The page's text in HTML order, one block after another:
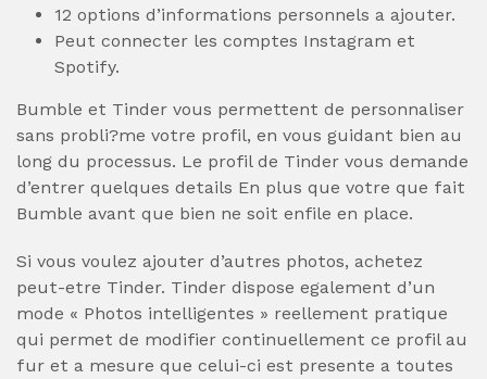
12 options d’informations personnels a ajouter.
Peut connecter les comptes Instagram et
Spotify.
Bumble et Tinder vous permettent de personnaliser
sans probli?me votre profil, en vous guidant bien au
long du processus. Le profil de Tinder vous demande
d’entrer quelques details En plus que votre que fait
Bumble avant que bien ne soit enfile en place.
Si vous voulez ajouter d’autres photos, achetez
peut-etre Tinder. Tinder dispose egalement d’un
mode « Photos intelligentes » reellement pratique
qui permet de modifier continuellement ce profil au
fur et a mesure que celui-ci est presente a toutes